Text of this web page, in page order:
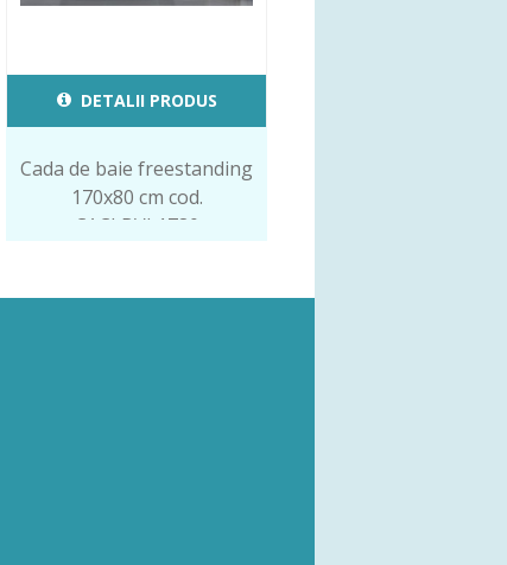
DETALII PRODUS
Cada de baie freestanding
170x80 cm cod.
CACLBVL1780